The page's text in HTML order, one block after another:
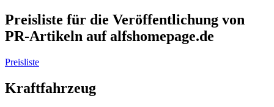
Preisliste für die Veröffentlichung von
PR-Artikeln auf alfshomepage.de
Preisliste
Kraftfahrzeug